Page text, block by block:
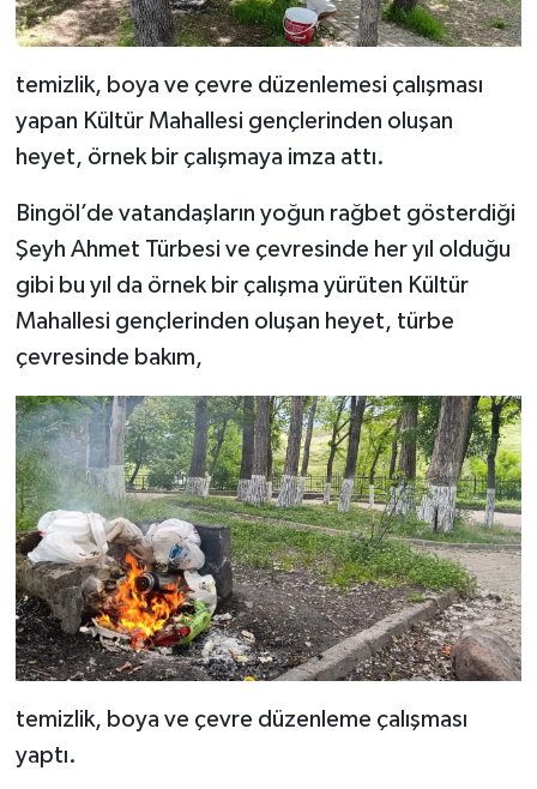
temizlik, boya ve çevre düzenlemesi çalışması
yapan Kültür Mahallesi gençlerinden oluşan
heyet, örnek bir çalışmaya imza attı.
Bingöl’de vatandaşların yoğun rağbet gösterdiği
Şeyh Ahmet Türbesi ve çevresinde her yıl olduğu
gibi bu yıl da örnek bir çalışma yürüten Kültür
Mahallesi gençlerinden oluşan heyet, türbe
çevresinde bakım,
temizlik, boya ve çevre düzenleme çalışması
yaptı.